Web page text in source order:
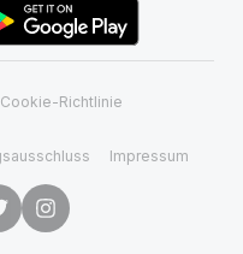
Cookie-Richtlinie
Impressum